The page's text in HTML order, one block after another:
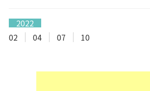
2022
02
04 07 10